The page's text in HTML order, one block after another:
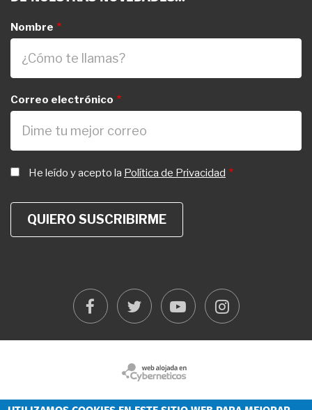
Nombre
Correo electrónico
He leído y acepto la Política de Privacidad
facebooktwitter youtubeinstagram
FOOTER